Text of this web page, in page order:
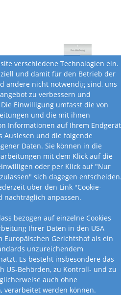
Art.-Nr. 140
15,5 x 48,5 cm
Augenblicke
verschiedene Technologien ein.
und damit für den Betrieb der
andere nicht notwendig sind, uns
zu verbessern und
Einwilligung umfasst die von
und die mit ihnen
Informationen auf Ihrem Endgerät
Auslesen und die folgende
Daten. Sie können in die
mit dem Klick auf die
oder per Klick auf "Nur
sich dagegen
über den Link "Cookie-
nachträglich anpassen.
bezogen auf einzelne Cookies
Ihrer Daten in den USA
Europäischen Gerichtshof als ein
unzureichendem
Es besteht insbesondere das
US-Behörden, zu Kontroll- und zu
auch ohne
verarbeitet werden können.